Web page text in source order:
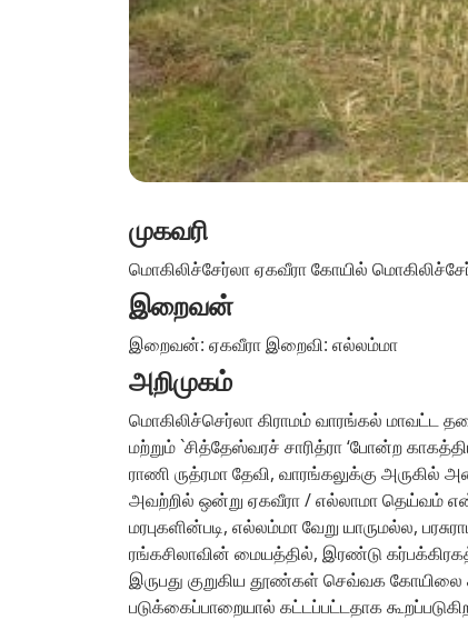
முகவரி
மொகிலிச்சேர்லா ஏகவீரா கோயில்
இறைவன்
இறைவன்: ஏகவீரா இறைவி: எல்லம்மா
அறிமுகம்
மொகிலிச்செர்லா கிராமம் வாரங்கல் மாவட்ட
மற்றும் `சித்தேஸ்வரச் சாரித்ரா ‘போன்ற
ராணி ருத்ரமா தேவி, வாரங்கலுக்கு
அவற்றில் ஒன்று ஏகவீரா / எல்லாமா தெய்வம்
மரபுகளின்படி, எல்லம்மா வேறு யாருமல்ல,
ரங்கசிலாவின் மையத்தில், இரண்டு
இருபது குறுகிய தூண்கள் செவ்வக கோயிலை
படுக்கைப்பாறையால் கட்டப்பட்டதாக